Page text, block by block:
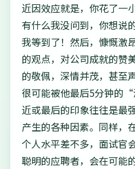
近因效应就是，你花了一
有什么我没问到，你想说
我等到了！然后，慷慨激
的观点，对公司成就的赞
的敬佩，深情并茂，甚至
很可能被他最后5分钟的
近或最后的印象往往是最
产生的各种因素。同样，
个人水平差不多，面试官
聪明的应聘者，会在可能